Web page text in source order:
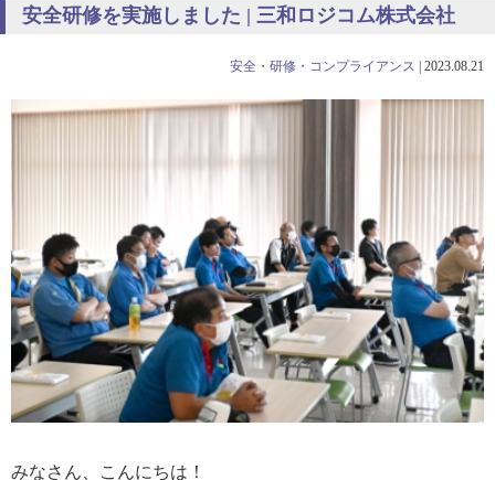
安全研修を実施しました | 三和ロジコム株式会社
安全・研修・コンプライアンス 2023.08.21
みなさん、こんにちは！